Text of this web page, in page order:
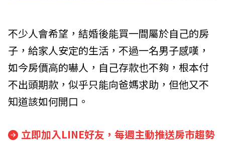
不少人會希望，結婚後能買一間屬於自己的房
子，給家人安定的生活，不過一名男子感嘆，
如今房價高的嚇人，自己存款也不夠，根本付
不出頭期款，似乎只能向爸媽求助，但他又不
知道該如何開口。
立即加入LINE好友，每週主動推送房市趨勢